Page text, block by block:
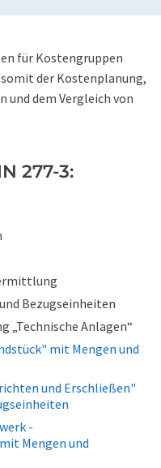
für Kostengruppen
der Kostenplanung,
und dem Vergleich von
277-3:
Bezugseinheiten
„Technische Anlagen“
mit Mengen und
und Erschließen"
-
Mengen und